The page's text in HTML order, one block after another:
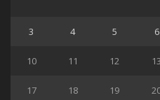
3 4 5 6
10 11 12 13
17 18 19